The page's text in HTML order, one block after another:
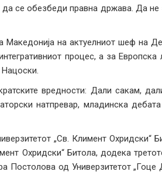
да се обезбеди правна држава. Да
на актуелниот шеф на
процес, а за Европска
Нацоски.
вредности: Дали сакам,
натпревар, младинска
„Св. Климент Охридски“
Охридски“ Битола, додека
Постолова од Универзитетот „Гоце